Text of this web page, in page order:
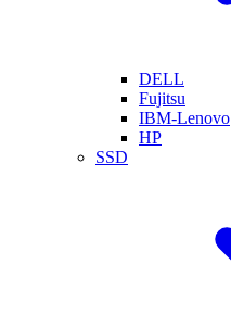
DELL
Fujitsu
IBM-Lenovo
HP
SSD